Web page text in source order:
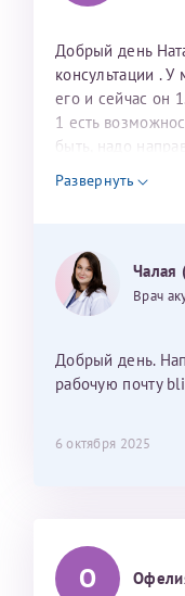
Добрый день
консультации .
его и сейчас он
1 есть
быть, надо
платно
Развернуть
Чалая
Врач
Добрый день.
рабочую почту
6 октября 2025
О